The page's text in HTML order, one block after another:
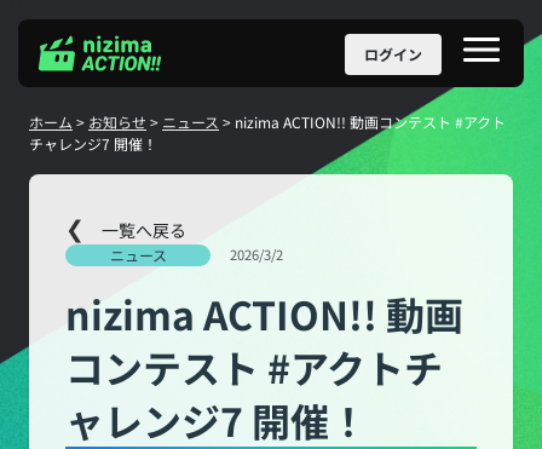
Skip
content
メ
ー
ログイン
ホーム > お知らせ > ニュース > nizima ACTION!! 動画コンテスト #アクト
チャレンジ7 開催！
一覧へ戻る
ニュース 2026/3/2
nizima ACTION!! 動画
コンテスト #アクトチ
ャレンジ7 開催！